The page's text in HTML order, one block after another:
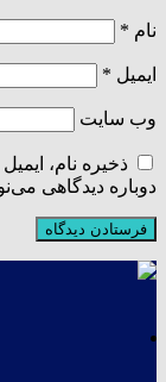
نام *
ایمیل *
وب‌ سایت
ذخیره نام،
دوباره دیدگاهی